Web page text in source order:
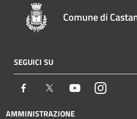
Comune di
SEGUICI SU
Facebook Twitter YoutubeInstagram
AMMINISTRAZIONE